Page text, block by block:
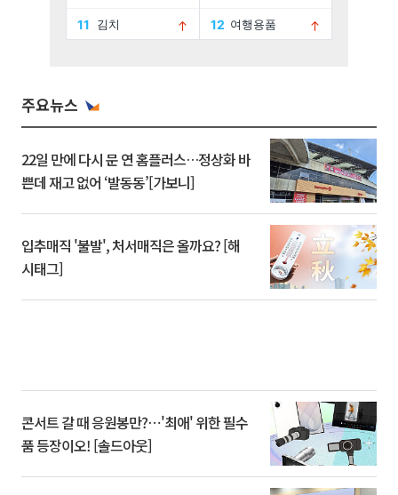
주요뉴스
22일 만에 다시 문 연 홈플러스…정상화 바
쁜데 재고 없어 ‘발동동’[가보니]
입추매직 '불발', 처서매직은 올까요? [해
시태그]
콘서트 갈 때 응원봉만?⋯'최애' 위한 필수
품 등장이오! [솔드아웃]